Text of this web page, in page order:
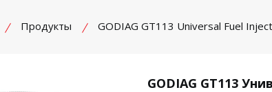
Продукты GODIAG GT113 Universal Fuel
GODIAG GT113